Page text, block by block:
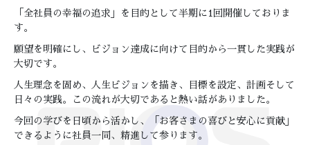
「全社員の幸福の追求」を目的として半期に1回開催しておりま
す。
願望を明確にし、ビジョン達成に向けて目的から一貫した実践が
大切です。
人生理念を固め、人生ビジョンを描き、目標を設定、計画そして
日々の実践。この流れが大切であると熱い話がありました。
今回の学びを日頃から活かし、「お客さまの喜びと安心に貢献」
できるように社員一同、精進して参ります。